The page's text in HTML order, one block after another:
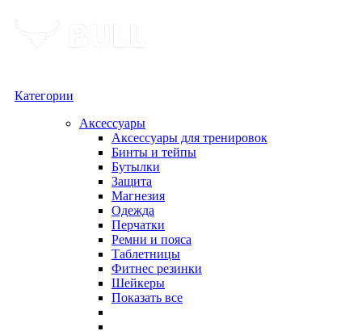
Категории
Аксессуары
Аксессуары для тренировок
Бинты и тейпы
Бутылки
Защита
Магнезия
Одежда
Перчатки
Ремни и пояса
Таблетницы
Фитнес резинки
Шейкеры
Показать все